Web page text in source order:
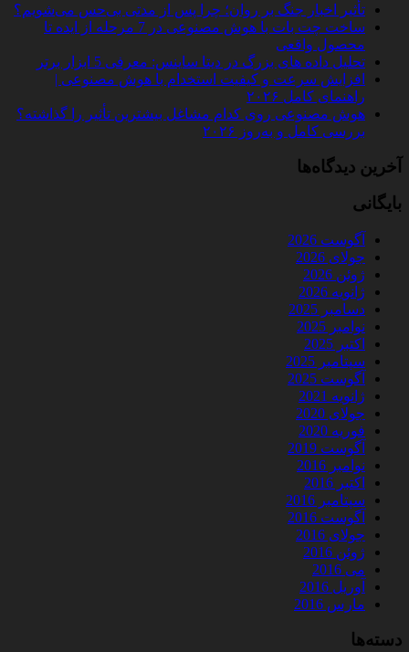
تأثیر اخبار جنگ بر روان؛ چرا پس از مدتی بی‌حس می‌شویم؟
ساخت چت‌ بات با هوش مصنوعی در 7 مرحله از ایده تا
محصول واقعی
تحلیل داده‌ های بزرگ در دیتا ساینس: معرفی 5 ابزار برتر
افزایش سرعت و کیفیت استخدام با هوش مصنوعی |
راهنمای کامل ۲۰۲۶
هوش مصنوعی روی کدام مشاغل بیشترین تأثیر را گذاشته؟
بررسی کامل و به‌روز ۲۰۲۶
آخرین دیدگاه‌ها
بایگانی
آگوست 2026
جولای 2026
ژوئن 2026
ژانویه 2026
دسامبر 2025
نوامبر 2025
اکتبر 2025
سپتامبر 2025
آگوست 2025
ژانویه 2021
جولای 2020
فوریه 2020
آگوست 2019
نوامبر 2016
اکتبر 2016
سپتامبر 2016
آگوست 2016
جولای 2016
ژوئن 2016
می 2016
آوریل 2016
مارس 2016
دسته‌ها